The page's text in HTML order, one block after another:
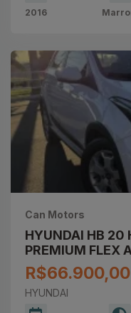
2016
Can Motors
HYUNDAI HB 20
PREMIUM FLEX
R$66.900,00
HYUNDAI